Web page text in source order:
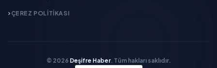
ÇEREZ POLITIKASI
© 2026 Deşifre Haber. Tüm hakları saklıdır.